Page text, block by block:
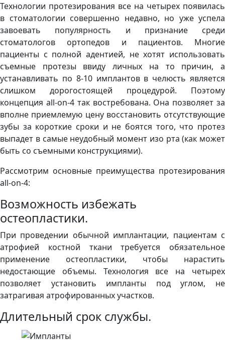
Технологии протезирования все на четырех появилась
в стоматологии совершенно недавно, но уже успела
завоевать популярность и признание среди
стоматологов ортопедов и пациентов. Многие
пациенты с полной адентией, не хотят использовать
съемные протезы ввиду личных на то причин, а
устанавливать по 8-10 имплантов в челюсть является
слишком дорогостоящей процедурой. Поэтому
концепция all-on-4 так востребована. Она позволяет за
вполне приемлемую цену восстановить отсутствующие
зубы за короткие сроки и не боятся того, что протез
выпадет в самые неудобный момент изо рта (как может
быть со съемными конструкциями).
Рассмотрим основные преимущества протезирования
all-on-4:
Возможность избежать
остеопластики.
При проведении обычной имплантации, пациентам с
атрофией костной ткани требуется обязательное
применение остеопластики, чтобы нарастить
недостающие объемы. Технология все на четырех
позволяет установить импланты под углом, не
затрагивая атрофированных участков.
Длительный срок службы.